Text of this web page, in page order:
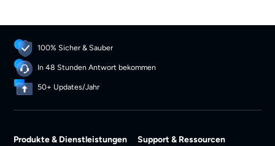
100% Sicher & Sauber
In 48 Stunden Antwort bekommen
50+ Updates/Jahr
Produkte & Dienstleistungen Support & Ressourcen